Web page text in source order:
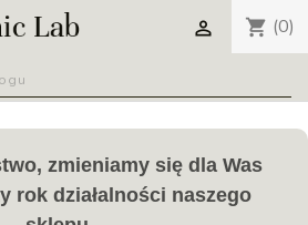
shopping_cart (0)

zmieniamy się dla Was
rok działalności naszego